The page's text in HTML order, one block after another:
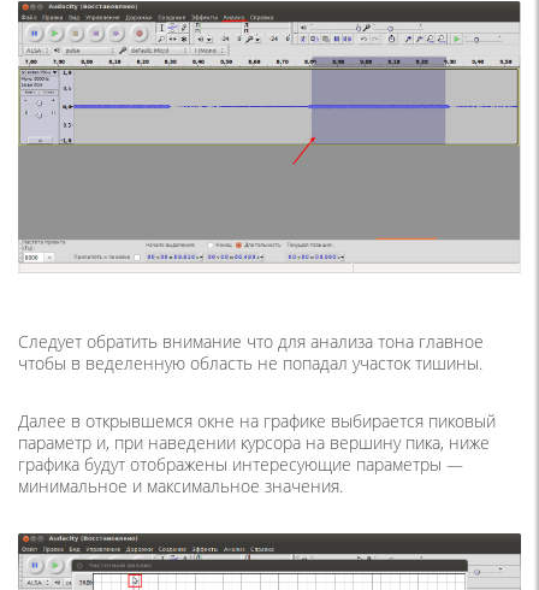
Следует обратить внимание что для анализа тона главное
чтобы в веделенную область не попадал участок тишины.
Далее в открывшемся окне на графике выбирается пиковый
параметр и, при наведении курсора на вершину пика, ниже
графика будут отображены интересующие параметры —
минимальное и максимальное значения.